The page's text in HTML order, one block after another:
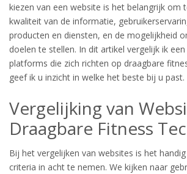
kiezen van een website is het belangrijk om
kwaliteit van de informatie,
producten en diensten, en de mogelijkheid
doelen te stellen. In dit artikel vergelijk ik
platforms die zich richten op draagbare
geef ik u inzicht in welke het beste bij u past.
Vergelijking van
Draagbare Fitness
Bij het vergelijken van websites is het
criteria in acht te nemen. We kijken naar